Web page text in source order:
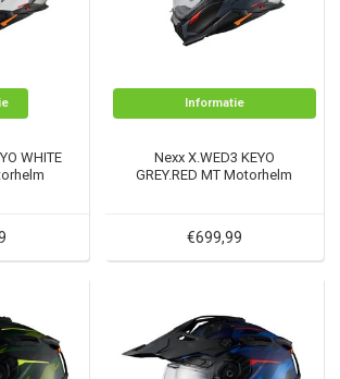
WHITE
Informatie
Nexx X.WED3 KEYO
GREY.RED MT Motorhelm
€699,99